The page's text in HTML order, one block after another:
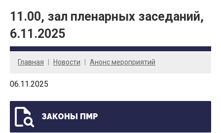
11.00, зал пленарных заседаний,
6.11.2025
Главная Новости Анонс мероприятий
06.11.2025
ЗАКОНЫ ПМР